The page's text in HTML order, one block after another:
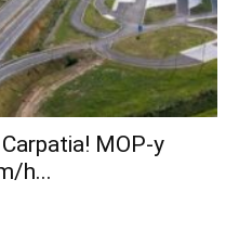
MOP-y
h...